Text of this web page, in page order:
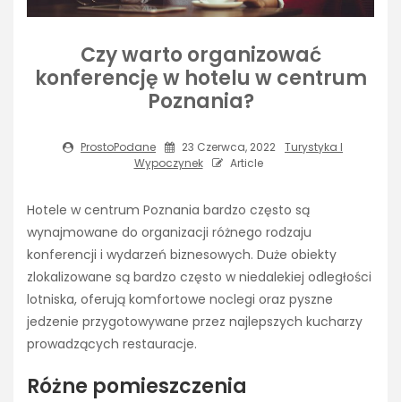
Czy warto organizować
konferencję w hotelu w centrum
Poznania?
ProstoPodane 23 Czerwca, 2022 Turystyka I
Wypoczynek
Article
Hotele w centrum Poznania bardzo często są
wynajmowane do organizacji różnego rodzaju
konferencji i wydarzeń biznesowych. Duże obiekty
zlokalizowane są bardzo często w niedalekiej odległości
lotniska, oferują komfortowe noclegi oraz pyszne
jedzenie przygotowywane przez najlepszych kucharzy
prowadzących restauracje.
Różne pomieszczenia